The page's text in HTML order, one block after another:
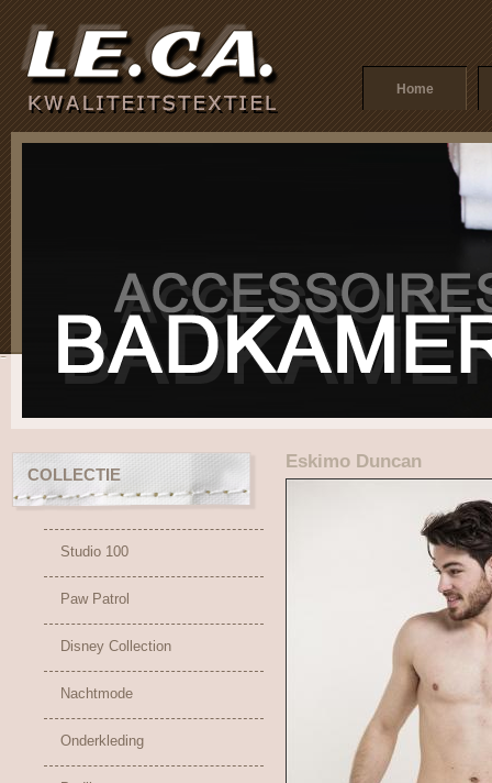
Home
COLLECTIE
Studio 100
Paw Patrol
Disney Collection
Nachtmode
Onderkleding
Eskimo Duncan